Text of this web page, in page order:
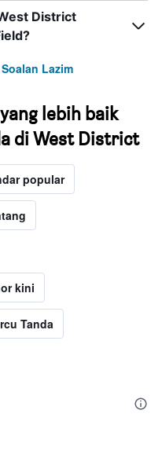
District
Lazim
lebih baik
di West District
popular
kini
Tanda